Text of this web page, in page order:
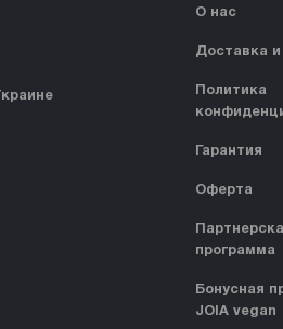
О нас
Доставка и
Политика
Гарантия
Оферта
программа
Бонусная
JOIA vegan